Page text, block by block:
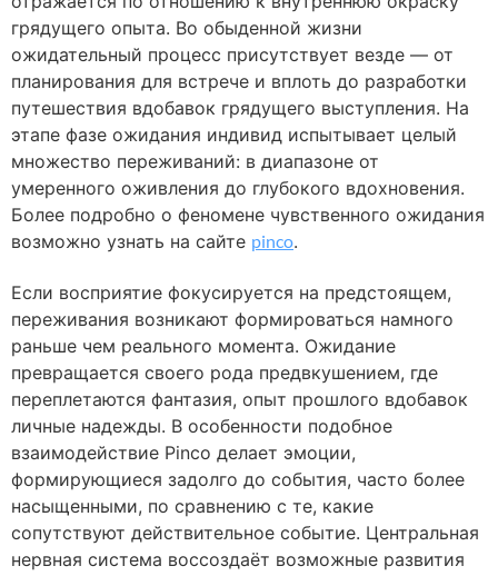
грядущего опыта. Во обыденной жизни
ожидательный процесс присутствует везде — от
планирования для встрече и вплоть до разработки
путешествия вдобавок грядущего выступления. На
этапе фазе ожидания индивид испытывает целый
множество переживаний: в диапазоне от
умеренного оживления до глубокого вдохновения.
Более подробно о феномене чувственного ожидания
возможно узнать на сайте pinco.
Если восприятие фокусируется на предстоящем,
переживания возникают формироваться намного
раньше чем реального момента. Ожидание
превращается своего рода предвкушением, где
переплетаются фантазия, опыт прошлого вдобавок
личные надежды. В особенности подобное
взаимодействие Pinco делает эмоции,
формирующиеся задолго до события, часто более
насыщенными, по сравнению с те, какие
сопутствуют действительное событие. Центральная
нервная система воссоздаёт возможные развития